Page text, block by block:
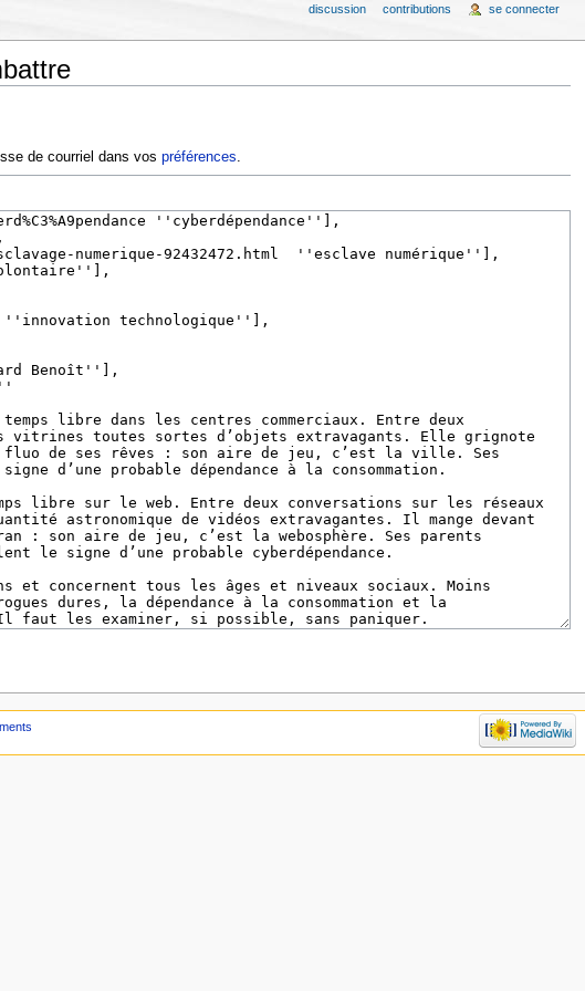
de courriel dans vos préférences.
discussion contributions se connecter